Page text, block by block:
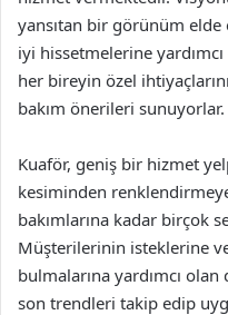
yansıtan bir görünüm
iyi hissetmelerine
her bireyin özel
bakım önerileri sunuyorlar.
Kuaför, geniş bir hizmet
kesiminden
bakımlarına kadar birçok
Müşterilerinin isteklerine
bulmalarına yardımcı
son trendleri takip edip